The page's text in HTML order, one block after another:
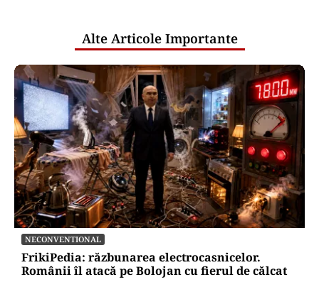
Alte Articole Importante
NECONVENTIONAL
FrikiPedia: răzbunarea electrocasnicelor.
Românii îl atacă pe Bolojan cu fierul de călcat